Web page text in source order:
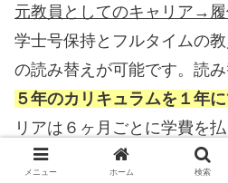
元教員としてのキャリア→
学士号保持とフルタイムの
の読み替えが可能です。読
５年のカリキュラムを１年
リアは６ヶ月ごとに学費を
学費を１回分押さえることに
メニュー ホーム 検索